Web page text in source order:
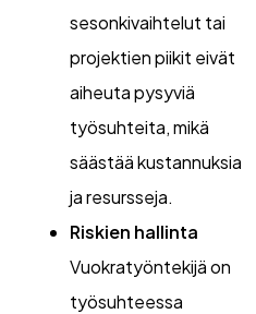
sesonkivaihtelut tai
projektien piikit eivät
aiheuta pysyviä
työsuhteita, mikä
säästää kustannuksia
ja resursseja.
Riskien hallinta
Vuokratyöntekijä on
työsuhteessa